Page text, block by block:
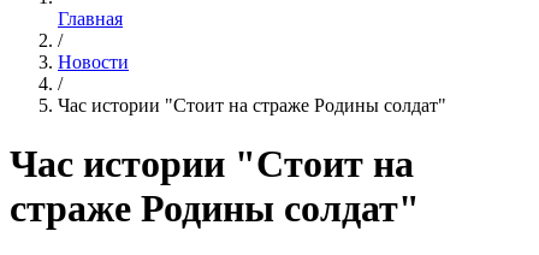
Главная
/
Новости
/
Час истории "Стоит на страже Родины солдат"
Час истории "Стоит на
страже Родины солдат"